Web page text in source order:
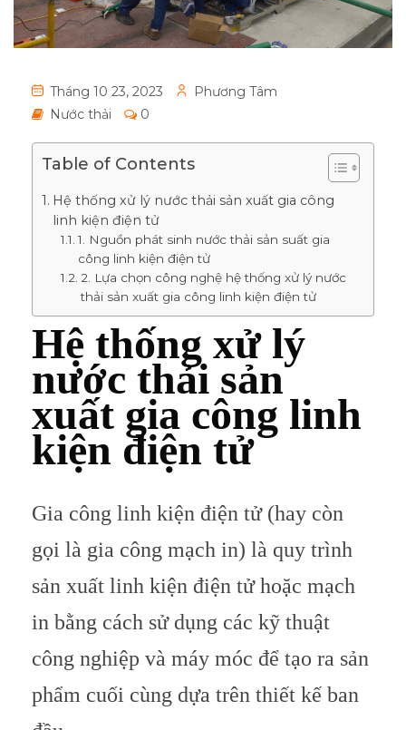
Tháng 10 23, 2023
Phương Tâm
Nước thải
0
Table of Contents
Hệ thống xử lý nước thải sản xuất gia công
linh kiện điện tử
1. Nguồn phát sinh nước thải sản suất gia
công linh kiện điện tử
2. Lựa chọn công nghệ hệ thống xử lý nước
thải sản xuất gia công linh kiện điện tử
Hệ thống xử lý
nước thải sản
xuất gia công linh
kiện điện tử
Gia công linh kiện điện tử (hay còn
gọi là gia công mạch in) là quy trình
sản xuất linh kiện điện tử hoặc mạch
in bằng cách sử dụng các kỹ thuật
công nghiệp và máy móc để tạo ra sản
phẩm cuối cùng dựa trên thiết kế ban